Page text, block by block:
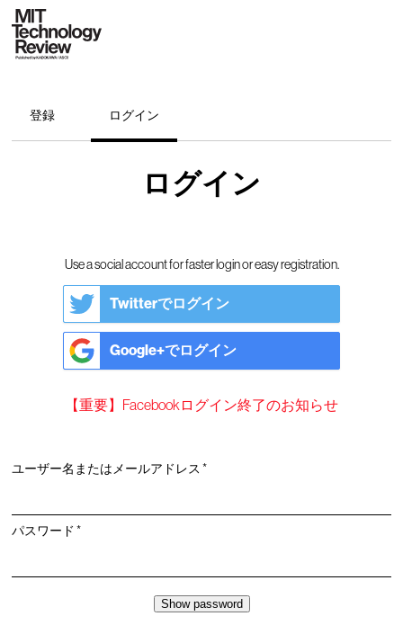
登録 ログイン
ログイン
Use a social account for faster login or easy registration.
Twitterでログイン
Google+でログイン
【重要】Facebookログイン終了のお知らせ
ユーザー名またはメールアドレス*必
パスワード*必